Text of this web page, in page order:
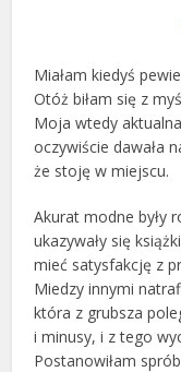
Miałam kiedyś
Otóż biłam się z
Moja wtedy
oczywiście dawała
że stoję w miejscu.
Akurat modne były
ukazywały się
mieć satysfakcję z
Miedzy innymi
która z grubsza
i minusy, i z tego
Postanowiłam